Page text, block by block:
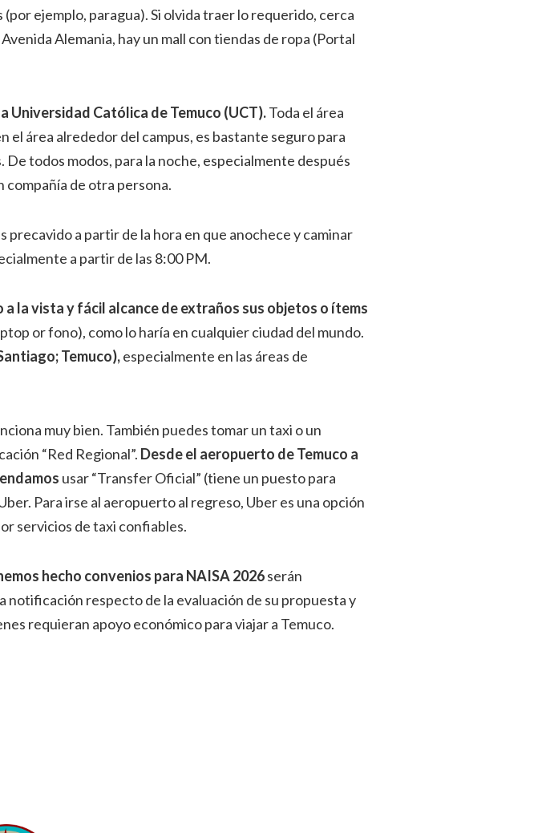
ejemplo, paragua). Si olvida traer lo requerido, cerca
Alemania, hay un mall con tiendas de ropa (Portal
Universidad Católica de Temuco (UCT).Toda el área
el área alrededor del campus, es bastante seguro para
todos modos, para la noche, especialmente después
compañía de otra persona.
precavido a partir de la hora en que anochece y caminar
a partir de las 8:00 PM.
a la vista y fácil alcance de extraños sus objetos o ítems
or fono), como lo haría en cualquier ciudad del mundo.
Temuco),especialmente en las áreas de
muy bien. También puedes tomar un taxi o un
“Red Regional”. Desde el aeropuerto de Temuco a
usar “Transfer Oficial” (tiene un puesto para
Para irse al aeropuerto al regreso, Uber es una opción
servicios de taxi confiables.
hecho convenios para NAISA 2026serán
notificación respecto de la evaluación de su propuesta y
requieran apoyo económico para viajar a Temuco.